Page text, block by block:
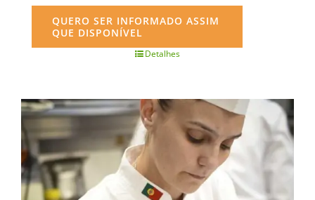
QUERO SER INFORMADO ASSIM
QUE DISPONÍVEL
Detalhes